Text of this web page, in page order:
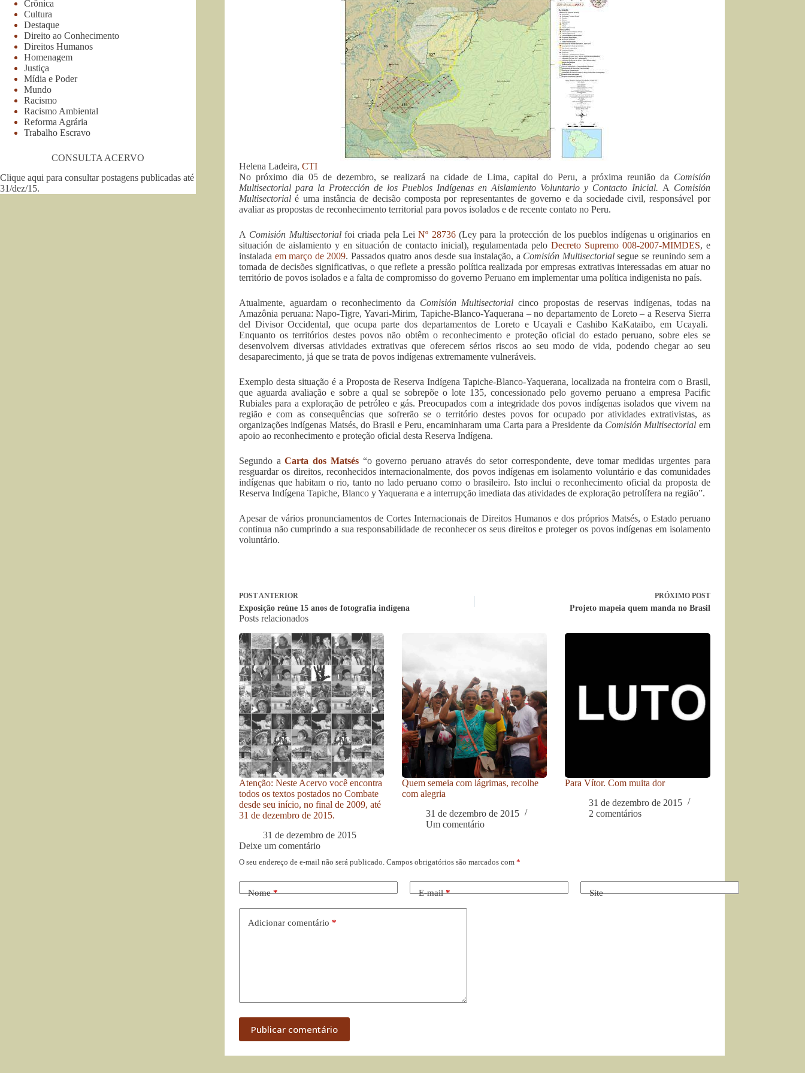
Helena Ladeira, CTI
No próximo dia 05 de dezembro, se realizará na cidade de Lima, capital do Peru, a próxima reunião da Comisión
Multisectorial para la Protección de los Pueblos Indígenas en Aislamiento Voluntario y Contacto Inicial. A Comisión
Multisectorialé uma instância de decisão composta por representantes de governo e da sociedade civil, responsável por
avaliar as propostas de reconhecimento territorial para povos isolados e de recente contato no Peru.
A Comisión Multisectorialfoi criada pela LeiNº 28736(Ley para la protección de los pueblos indígenas u originarios en
situación de aislamiento y en situación de contacto inicial), regulamentada pelo Decreto Supremo 008-2007-MIMDES, e
instalada em março de 2009. Passados quatro anos desde sua instalação, a Comisión Multisectorialsegue se reunindo sem a
tomada de decisões significativas, o que reflete a pressão política realizada por empresas extrativas interessadas em atuar no
território de povos isolados e a falta de compromisso do governo Peruano em implementar uma política indigenista no país.
Atualmente, aguardam o reconhecimento da Comisión Multisectorial cinco propostas de reservas indígenas, todas na
Amazônia peruana: Napo-Tigre, Yavari-Mirim, Tapiche-Blanco-Yaquerana – no departamento de Loreto – a Reserva Sierra
del Divisor Occidental, que ocupa parte dos departamentos de Loreto e Ucayali e Cashibo KaKataibo, em Ucayali.
Enquanto os territórios destes povos não obtêm o reconhecimento e proteção oficial do estado peruano, sobre eles se
desenvolvem diversas atividades extrativas que oferecem sérios riscos ao seu modo de vida, podendo chegar ao seu
desaparecimento, já que se trata de povos indígenas extremamente vulneráveis.
Exemplo desta situação é a Proposta de Reserva Indígena Tapiche-Blanco-Yaquerana, localizada na fronteira com o Brasil,
que aguarda avaliação e sobre a qual se sobrepõe o lote 135, concessionado pelo governo peruano a empresa Pacific
Rubiales para a exploração de petróleo e gás. Preocupados com a integridade dos povos indígenas isolados que vivem na
região e com as consequências que sofrerão se o território destes povos for ocupado por atividades extrativistas, as
organizações indígenas Matsés, do Brasil e Peru, encaminharam uma Carta para a Presidente da Comisión Multisectorial em
apoio ao reconhecimento e proteção oficial desta Reserva Indígena.
Segundo aCarta dos Matsés“o governo peruano através do setor correspondente, deve tomar medidas urgentes para
resguardar os direitos, reconhecidos internacionalmente, dos povos indígenas em isolamento voluntário e das comunidades
indígenas que habitam o rio, tanto no lado peruano como o brasileiro. Isto inclui o reconhecimento oficial da proposta de
Reserva Indígena Tapiche, Blanco y Yaquerana e a interrupção imediata das atividades de exploração petrolífera na região”.
Apesar de vários pronunciamentos de Cortes Internacionais de Direitos Humanos e dos próprios Matsés, o Estado peruano
continua não cumprindo a sua responsabilidade de reconhecer os seus direitos e proteger os povos indígenas em isolamento
voluntário.
POSTANTERIOR
Exposição reúne 15 anos de fotografia indígena
PRÓXIMO POST
Projeto mapeia quem manda no Brasil
Posts relacionados
Atenção: Neste Acervo você encontra
todos os textos postados no Combate
desde seu início, no final de 2009, até
31 de dezembro de 2015.
31 de dezembro de 2015
Quem semeia com lágrimas, recolhe
com alegria
31 de dezembro de 2015
Um comentário
Para Vítor. Com muita dor
31 de dezembro de 2015
2 comentários
Deixe um comentário
O seu endereço de e-mail não será publicado. Campos obrigatórios são marcados com *
Nome* E-mail* Site
Adicionar comentário *
Publicar comentário
Crônica
Cultura
Destaque
Direito ao Conhecimento
Direitos Humanos
Homenagem
Justiça
Mídia e Poder
Mundo
Racismo
Racismo Ambiental
Reforma Agrária
Trabalho Escravo
CONSULTA ACERVO
Clique aqui para consultar postagens publicadas até
31/dez/15.